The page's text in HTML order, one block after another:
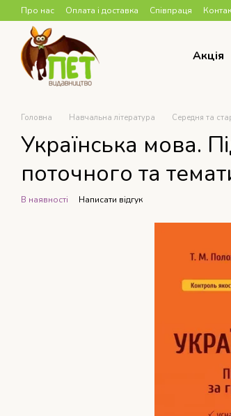
Перейти до основного контенту
Про нас Оплата і доставка Співпраця
Акція
Головна Навчальна література Середня та
Українська мова.
поточного та
В наявності Написати відгук